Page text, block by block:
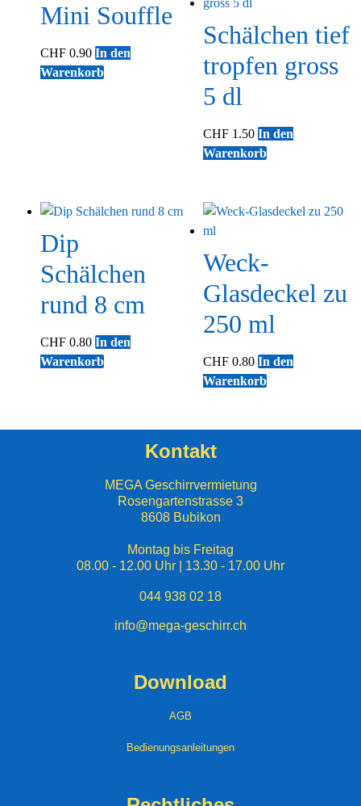
Mini Souffle
CHF 0.90 In den
Warenkorb
Schälchen tief
tropfen gross
5 dl
CHF1.50 In den
Warenkorb
Dip
Schälchen
rund 8 cm
CHF 0.80 In den
Warenkorb
Weck-
Glasdeckel zu
250 ml
CHF0.80 In den
Warenkorb
Kontakt
MEGA Geschirrvermietung
Rosengartenstrasse 3
8608 Bubikon
Montag bis Freitag
08.00 - 12.00 Uhr | 13.30 - 17.00 Uhr
044 938 02 18
info@mega-geschirr.ch
Download
AGB
Bedienungsanleitungen